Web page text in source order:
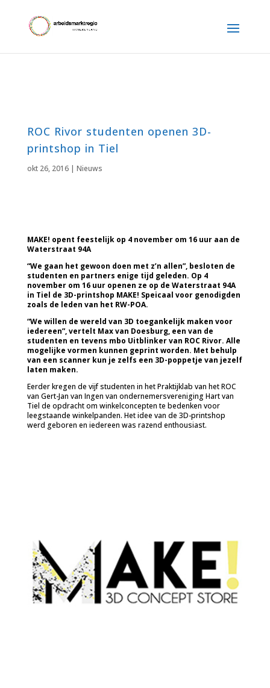
ROC Rivor studenten openen 3D-
printshop in Tiel
okt 26, 2016| Nieuws
MAKE! opent feestelijk op 4 november om 16 uur aan de
Waterstraat 94A
“We gaan het gewoon doen met z’n allen”, besloten de
studenten en partners enige tijd geleden. Op 4
november om 16 uur openen ze op de Waterstraat 94A
in Tiel de 3D-printshop MAKE! Speicaal voor genodigden
zoals de leden van het RW-POA.
“We willen de wereld van 3D toegankelijk maken voor
iedereen”, vertelt Max van Doesburg, een van de
studenten en tevens mbo Uitblinker van ROC Rivor. Alle
mogelijke vormen kunnen geprint worden. Met behulp
van een scanner kun je zelfs een 3D-poppetje van jezelf
laten maken.
Eerder kregen de vijf studenten in het Praktijklab van het ROC
van Gert-Jan van Ingen van ondernemersvereniging Hart van
Tiel de opdracht om winkelconcepten te bedenken voor
leegstaande winkelpanden. Het idee van de 3D-printshop
werd geboren en iedereen was razend enthousiast.